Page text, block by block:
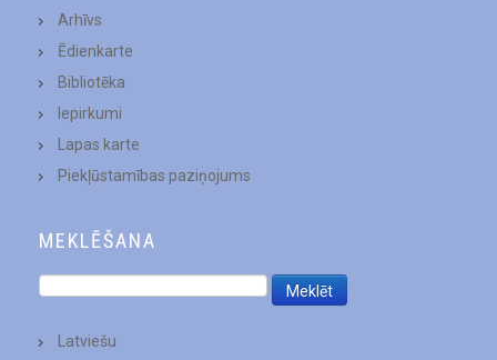
Arhīvs
Ēdienkarte
Bibliotēka
Iepirkumi
Lapas karte
Piekļūstamības paziņojums
MEKLĒŠANA
Latviešu